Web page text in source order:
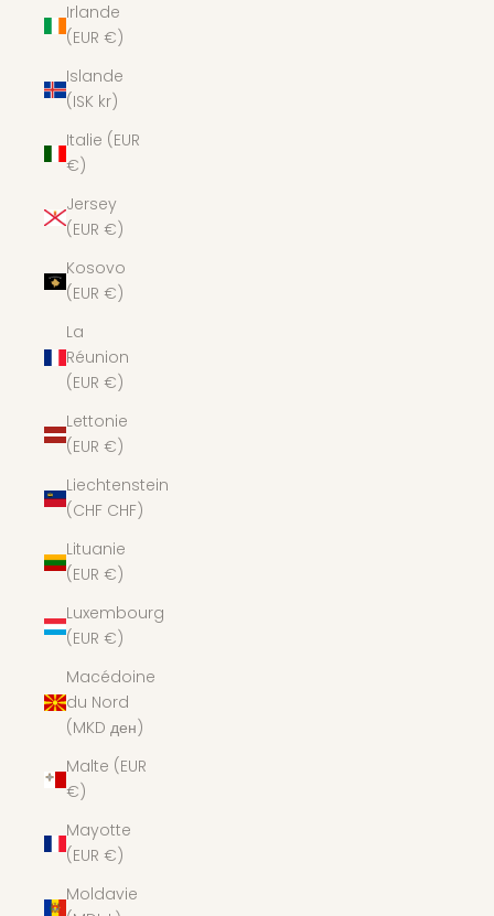
Irlande
(EUR €)
Islande
(ISK kr)
Italie (EUR
€)
Jersey
(EUR €)
Kosovo
(EUR €)
La
Réunion
(EUR €)
Lettonie
(EUR €)
Liechtenstein
(CHF CHF)
Lituanie
(EUR €)
Luxembourg
(EUR €)
Macédoine
du Nord
(MKD ден)
Malte (EUR
€)
Mayotte
(EUR €)
Moldavie